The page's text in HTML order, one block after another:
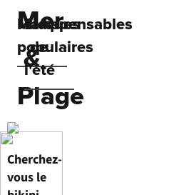
Mer
&
Plage
Marques
populaires
Indispensables
de
l'été
Cherchez-
vous le